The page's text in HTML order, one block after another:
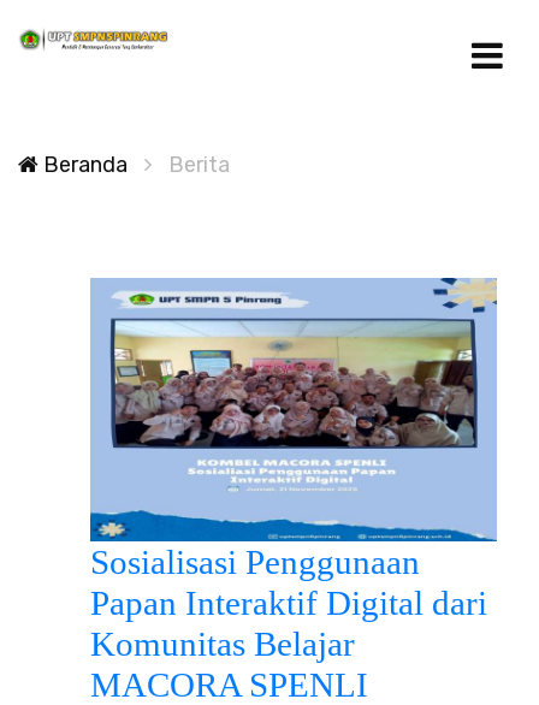
Beranda Berita
Sosialisasi Penggunaan
Papan Interaktif Digital dari
Komunitas Belajar
MACORA SPENLI